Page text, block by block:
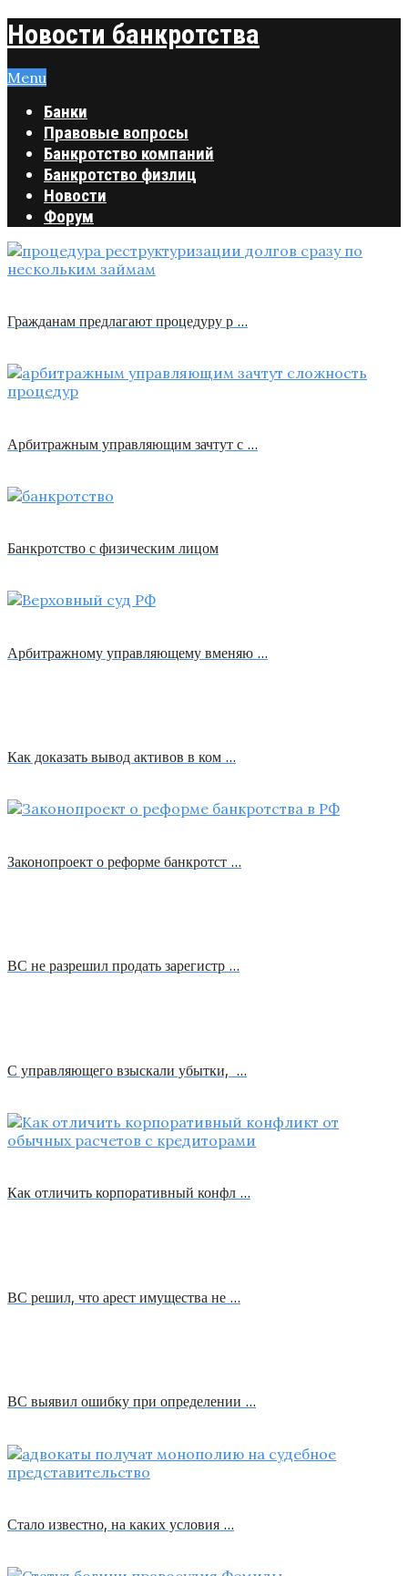
Новости банкротства
Menu
Банки
Правовые вопросы
Банкротство компаний
Банкротство физлиц
Новости
Форум
Гражданам предлагают процедуру р …
Арбитражным управляющим зачтут с …
Банкротство с физическим лицом
Арбитражному управляющему вменяю …
Как доказать вывод активов в ком …
Законопроект о реформе банкротст …
ВС не разрешил продать зарегистр …
С управляющего взыскали убытки, …
Как отличить корпоративный конфл …
ВС решил, что арест имущества не …
ВС выявил ошибку при определении …
Стало известно, на каких условия …